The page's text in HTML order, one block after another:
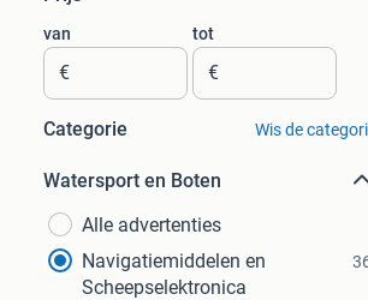
van
€
tot
€
Categorie Wis de
Watersport en Boten
Alle advertenties
Navigatiemiddelen en
Scheepselektronica